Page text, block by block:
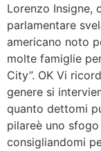
Lorenzo Insigne,
parlamentare
americano noto
molte famiglie
City”. OK Vi
genere si
quanto dettomi
pilareè uno
consigliandomi